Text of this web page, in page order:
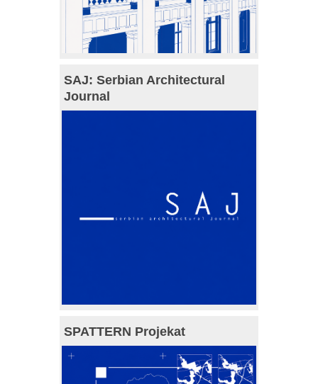
SAJ: Serbian Architectural
Journal
SPATTERN Projekat